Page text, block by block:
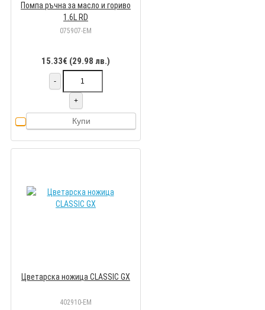
Помпа ръчна за масло и гориво
1.6L RD
075907-EM
15.33€ (29.98 лв.)
-
+
Купи
Цветарска ножица CLASSIC GX
402910-EM